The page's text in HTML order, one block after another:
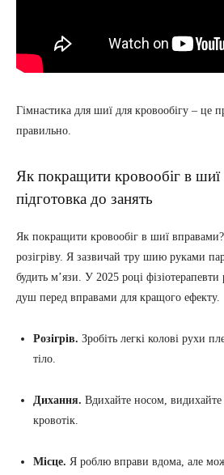
Гімнастика для шиї для кровообігу – це
правильно.
Як покращити кровообіг в шиї
підготовка до занять
Як покращити кровообіг в шиї вправами?
розігріву. Я зазвичай тру шию руками
будить м’язи. У 2025 році фізіотерапевти
душ перед вправами для кращого ефекту.
Розігрів. Зробіть легкі колові рухи
тіло.
Дихання. Вдихайте носом,
кровотік.
Місце. Я роблю вправи вдома, але